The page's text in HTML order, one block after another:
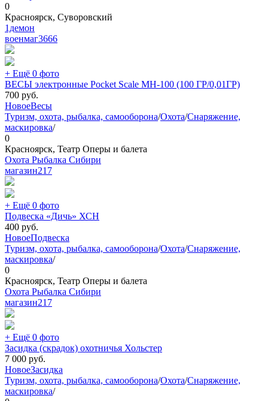
0
Красноярск, Суворовский
1демон
военмаг3666
+ Ещё 0 фото
ВЕСЫ электронные Pocket Scale MH-100 (100 ГР/0,01ГР)
700 руб.
НовоеВесы
Туризм, охота, рыбалка, самооборона/Охота/Снаряжение,
маскировка/
0
Красноярск, Театр Оперы и балета
Охота Рыбалка Сибири
магазин217
+ Ещё 0 фото
Подвеска «Дичь» ХСН
400 руб.
НовоеПодвеска
Туризм, охота, рыбалка, самооборона/Охота/Снаряжение,
маскировка/
0
Красноярск, Театр Оперы и балета
Охота Рыбалка Сибири
магазин217
+ Ещё 0 фото
Засидка (скрадок) охотничья Хольстер
7 000 руб.
НовоеЗасидка
Туризм, охота, рыбалка, самооборона/Охота/Снаряжение,
маскировка/